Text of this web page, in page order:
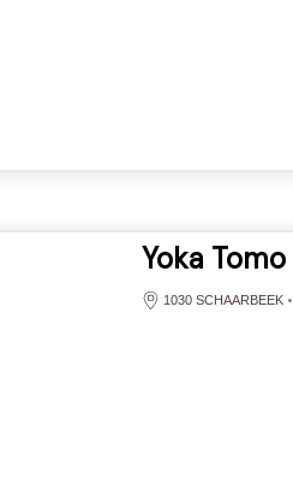
Yoka Tomo
1030 SCHAARBEEK •